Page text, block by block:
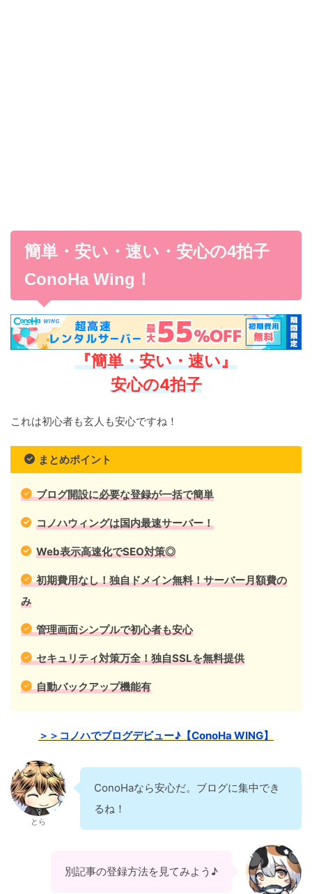
簡単・安い・速い・安心の4拍子
ConoHa Wing！
『簡単・安い・速い』
安心の4拍子
これは初心者も玄人も安心ですね！
まとめポイント
ブログ開設に必要な登録が一括で簡単
コノハウィングは国内最速サーバー！
Web表示高速化でSEO対策◎
初期費用なし！独自ドメイン無料！サーバー月額費の
み
管理画面シンプルで初心者も安心
セキュリティ対策万全！独自SSLを無料提供
自動バックアップ機能有
＞＞コノハでブログデビュー♪【ConoHa WING】
とら
ConoHaなら安心だ。ブログに集中でき
るね！
別記事の登録方法を見てみよう♪